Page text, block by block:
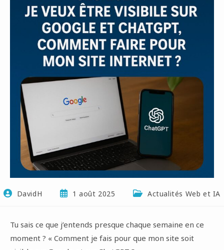
DavidH 1 août 2025 Actualités Web et IA
Tu sais ce que j’entends presque chaque semaine en ce
moment ? « Comment je fais pour que mon site soit